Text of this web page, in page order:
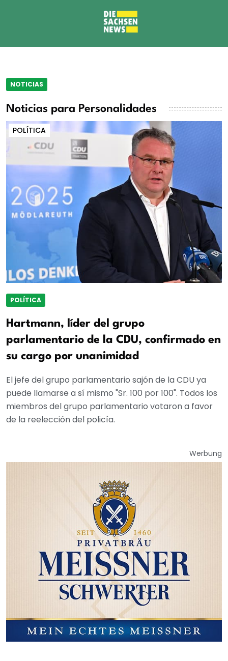
NOTICIAS
Noticias para Personalidades
POLÍTICA
POLÍTICA
Hartmann, líder del grupo
parlamentario de la CDU, confirmado en
su cargo por unanimidad
El jefe del grupo parlamentario sajón de la CDU ya
puede llamarse a sí mismo "Sr. 100 por 100". Todos los
miembros del grupo parlamentario votaron a favor
de la reelección del policía.
Werbung